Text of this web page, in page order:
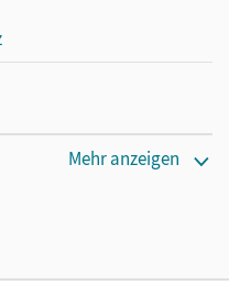
Mehr anzeigen